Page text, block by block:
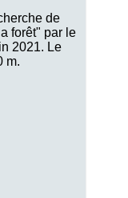
de
forêt" par le
2021. Le
m.